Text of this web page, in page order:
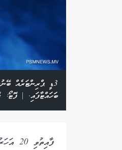
3ޑީ ޕްރިންޓަރެއް
ބަހައްޓާފައި. | ފޮޓޯ: